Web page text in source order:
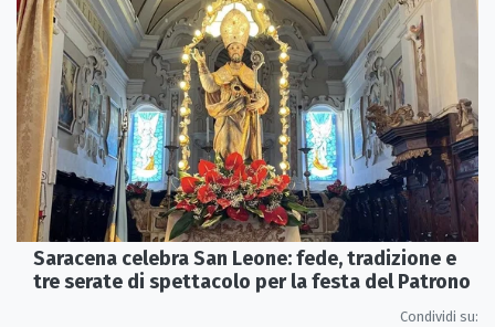
Saracena celebra San Leone: fede, tradizione e
tre serate di spettacolo per la festa del Patrono
Condividi su: